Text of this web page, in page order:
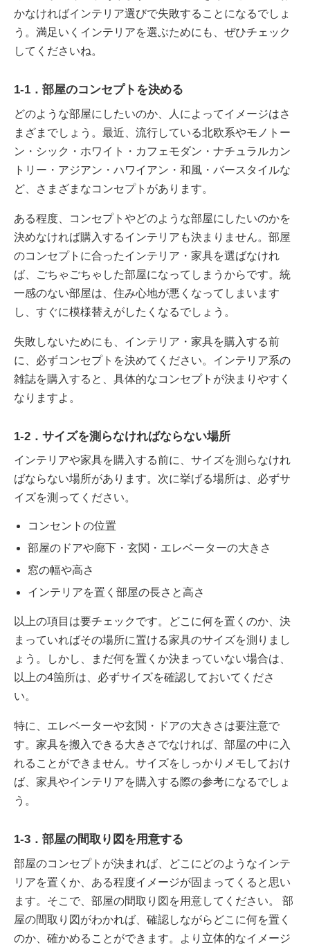
かなければインテリア選びで失敗することになるでしょ
う。満足いくインテリアを選ぶためにも、ぜひチェック
してくださいね。
1-1．部屋のコンセプトを決める
どのような部屋にしたいのか、人によってイメージはさ
まざまでしょう。最近、流行している北欧系やモノトー
ン・シック・ホワイト・カフェモダン・ナチュラルカン
トリー・アジアン・ハワイアン・和風・バースタイルな
ど、さまざまなコンセプトがあります。
ある程度、コンセプトやどのような部屋にしたいのかを
決めなければ購入するインテリアも決まりません。部屋
のコンセプトに合ったインテリア・家具を選ばなけれ
ば、ごちゃごちゃした部屋になってしまうからです。統
一感のない部屋は、住み心地が悪くなってしまいます
し、すぐに模様替えがしたくなるでしょう。
失敗しないためにも、インテリア・家具を購入する前
に、必ずコンセプトを決めてください。インテリア系の
雑誌を購入すると、具体的なコンセプトが決まりやすく
なりますよ。
1-2．サイズを測らなければならない場所
インテリアや家具を購入する前に、サイズを測らなけれ
ばならない場所があります。次に挙げる場所は、必ずサ
イズを測ってください。
コンセントの位置
部屋のドアや廊下・玄関・エレベーターの大きさ
窓の幅や高さ
インテリアを置く部屋の長さと高さ
以上の項目は要チェックです。どこに何を置くのか、決
まっていればその場所に置ける家具のサイズを測りまし
ょう。しかし、まだ何を置くか決まっていない場合は、
以上の4箇所は、必ずサイズを確認しておいてくださ
い。
特に、エレベーターや玄関・ドアの大きさは要注意で
す。家具を搬入できる大きさでなければ、部屋の中に入
れることができません。サイズをしっかりメモしておけ
ば、家具やインテリアを購入する際の参考になるでしょ
う。
1-3．部屋の間取り図を用意する
部屋のコンセプトが決まれば、どこにどのようなインテ
リアを置くか、ある程度イメージが固まってくると思い
ます。そこで、部屋の間取り図を用意してください。 部
屋の間取り図がわかれば、確認しながらどこに何を置く
のか、確かめることができます。より立体的なイメージ